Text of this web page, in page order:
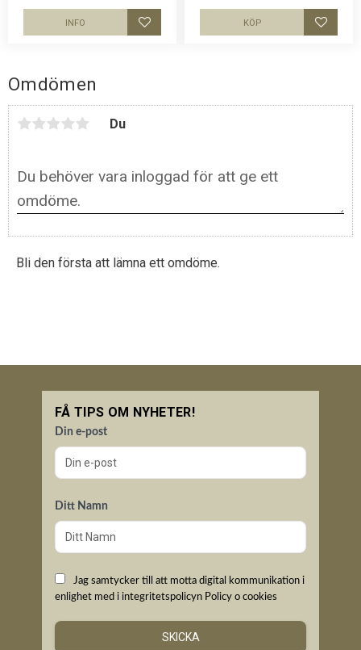
Omdömen
Du
Bli den första att lämna ett omdöme.
Lägg till i favoriter
INFO
Bretagne. Luftig och skön keps.
Lägg
KÖP
FÅ TIPS OM NYHETER!
Din e-post
Ditt Namn
Jag samtycker till att motta digital kommunikation i
enlighet med i integritetspolicyn Policy o cookies
SKICKA